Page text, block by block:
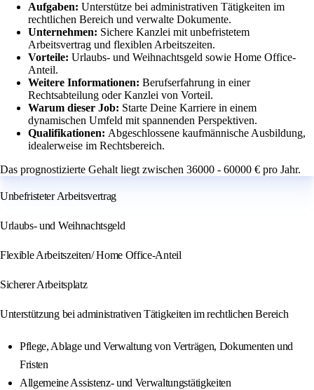
Aufgaben: Unterstütze bei administrativen Tätigkeiten im
rechtlichen Bereich und verwalte Dokumente.
Unternehmen: Sichere Kanzlei mit unbefristetem
Arbeitsvertrag und flexiblen Arbeitszeiten.
Vorteile: Urlaubs- und Weihnachtsgeld sowie Home Office-
Anteil.
Weitere Informationen: Berufserfahrung in einer
Rechtsabteilung oder Kanzlei von Vorteil.
Warum dieser Job: Starte Deine Karriere in einem
dynamischen Umfeld mit spannenden Perspektiven.
Qualifikationen: Abgeschlossene kaufmännische Ausbildung,
idealerweise im Rechtsbereich.
Das prognostizierte Gehalt liegt zwischen 36000 - 60000 € pro Jahr.
Unbefristeter Arbeitsvertrag
Urlaubs- und Weihnachtsgeld
Flexible Arbeitszeiten/ Home Office-Anteil
Sicherer Arbeitsplatz
Unterstützung bei administrativen Tätigkeiten im rechtlichen Bereich
Pflege, Ablage und Verwaltung von Verträgen, Dokumenten und
Fristen
Allgemeine Assistenz- und Verwaltungstätigkeiten